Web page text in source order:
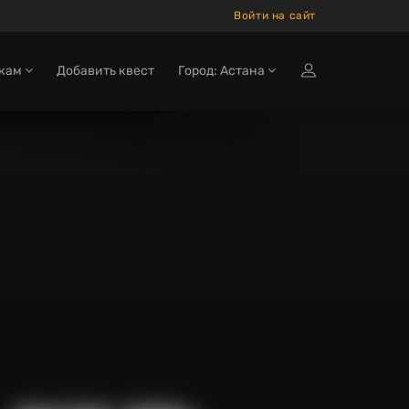
Войти на сайт
Добавить квест Город: Астана